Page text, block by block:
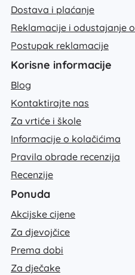
Dostava i plaćanje
Reklamacije i odustajanje
Postupak reklamacije
Korisne informacije
Blog
Kontaktirajte nas
Za vrtiće i škole
Informacije o kolačićima
Pravila obrade recenzija
Recenzije
Ponuda
Akcijske cijene
Za djevojčice
Prema dobi
Za dječake